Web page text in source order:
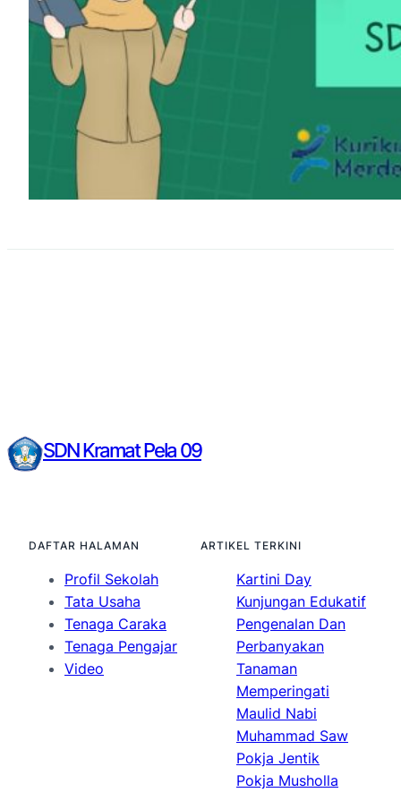
SDN Kramat Pela 09
DAFTAR HALAMAN
Profil Sekolah
Tata Usaha
Tenaga Caraka
Tenaga Pengajar
Video
ARTIKEL TERKINI
Kartini Day
Kunjungan Edukatif
Pengenalan Dan
Perbanyakan
Tanaman
Memperingati
Maulid Nabi
Muhammad Saw
Pokja Jentik
Pokja Musholla